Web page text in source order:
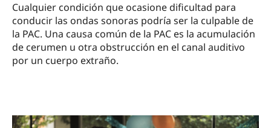
Cualquier condición que ocasione dificultad para
conducir las ondas sonoras podría ser la culpable de
la PAC. Una causa común de la PAC es la acumulación
de cerumen u otra obstrucción en el canal auditivo
por un cuerpo extraño.